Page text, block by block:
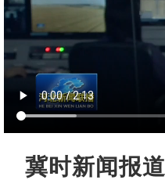
冀时新闻报道